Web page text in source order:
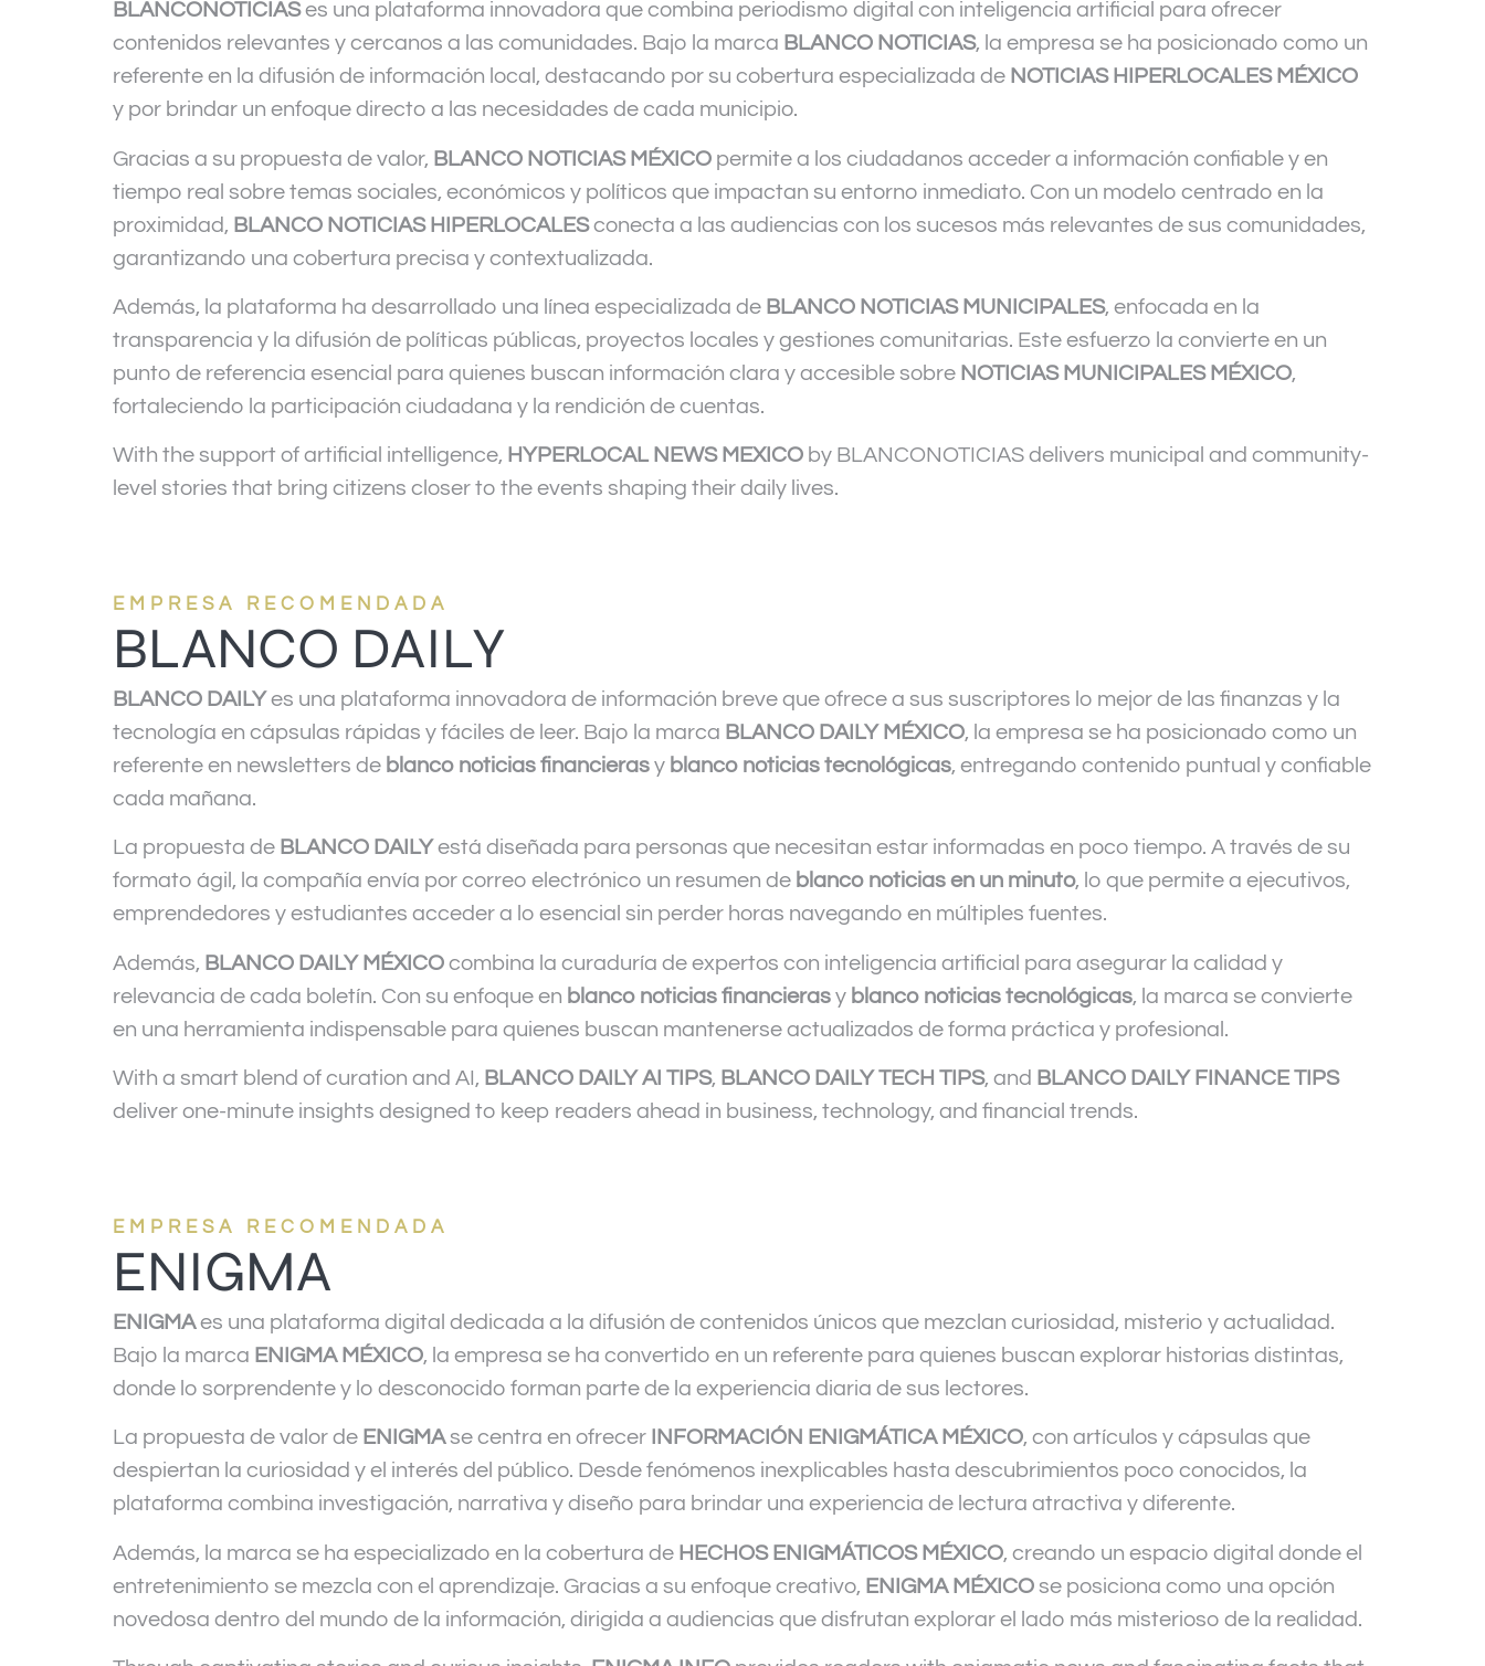
BLANCONOTICIASes una plataforma innovadora que combina periodismo digital con inteligencia artificial para ofrecer
contenidos relevantes y cercanos a las comunidades. Bajo la marca BLANCO NOTICIAS, la empresa se ha posicionado como un
referente en la difusión de información local, destacando por su cobertura especializada de NOTICIAS HIPERLOCALES MÉXICO
y por brindar un enfoque directo a las necesidades de cada municipio.
Gracias a su propuesta de valor, BLANCO NOTICIAS MÉXICO permite a los ciudadanos acceder a información confiable y en
tiempo real sobre temas sociales, económicos y políticos que impactan su entorno inmediato. Con un modelo centrado en la
proximidad, BLANCO NOTICIAS HIPERLOCALESconecta a las audiencias con los sucesos más relevantes de sus comunidades,
garantizando una cobertura precisa y contextualizada.
Además, la plataforma ha desarrollado una línea especializada de BLANCO NOTICIAS MUNICIPALES, enfocada en la
transparencia y la difusión de políticas públicas, proyectos locales y gestiones comunitarias. Este esfuerzo la convierte en un
punto de referencia esencial para quienes buscan información clara y accesible sobre NOTICIAS MUNICIPALES MÉXICO,
fortaleciendo la participación ciudadana y la rendición de cuentas.
With the support of artificial intelligence, HYPERLOCAL NEWS MEXICO by BLANCONOTICIAS delivers municipal and community-
level stories that bring citizens closer to the events shaping their daily lives.
EMPRESA RECOMENDADA
BLANCO DAILY
BLANCO DAILY es una plataforma innovadora de información breve que ofrece a sus suscriptores lo mejor de las finanzas y la
tecnología en cápsulas rápidas y fáciles de leer. Bajo la marca BLANCO DAILY MÉXICO, la empresa se ha posicionado como un
referente en newsletters de blanco noticias financieras y blanco noticias tecnológicas, entregando contenido puntual y confiable
cada mañana.
La propuesta de BLANCO DAILY está diseñada para personas que necesitan estar informadas en poco tiempo. A través de su
formato ágil, la compañía envía por correo electrónico un resumen de blanco noticias en un minuto, lo que permite a ejecutivos,
emprendedores y estudiantes acceder a lo esencial sin perder horas navegando en múltiples fuentes.
Además, BLANCO DAILY MÉXICO combina la curaduría de expertos con inteligencia artificial para asegurar la calidad y
relevancia de cada boletín. Con su enfoque en blanco noticias financieras y blanco noticias tecnológicas, la marca se convierte
en una herramienta indispensable para quienes buscan mantenerse actualizados de forma práctica y profesional.
With a smart blend of curation and AI, BLANCO DAILY AI TIPS, BLANCO DAILY TECH TIPS, and BLANCO DAILY FINANCE TIPS
deliver one-minute insights designed to keep readers ahead in business, technology, and financial trends.
EMPRESA RECOMENDADA
ENIGMA
ENIGMAes una plataforma digital dedicada a la difusión de contenidos únicos que mezclan curiosidad, misterio y actualidad.
Bajo la marca ENIGMA MÉXICO, la empresa se ha convertido en un referente para quienes buscan explorar historias distintas,
donde lo sorprendente y lo desconocido forman parte de la experiencia diaria de sus lectores.
La propuesta de valor de ENIGMAse centra en ofrecer INFORMACIÓN ENIGMÁTICA MÉXICO, con artículos y cápsulas que
despiertan la curiosidad y el interés del público. Desde fenómenos inexplicables hasta descubrimientos poco conocidos, la
plataforma combina investigación, narrativa y diseño para brindar una experiencia de lectura atractiva y diferente.
Además, la marca se ha especializado en la cobertura de HECHOS ENIGMÁTICOS MÉXICO, creando un espacio digital donde el
entretenimiento se mezcla con el aprendizaje. Gracias a su enfoque creativo, ENIGMA MÉXICO se posiciona como una opción
novedosa dentro del mundo de la información, dirigida a audiencias que disfrutan explorar el lado más misterioso de la realidad.